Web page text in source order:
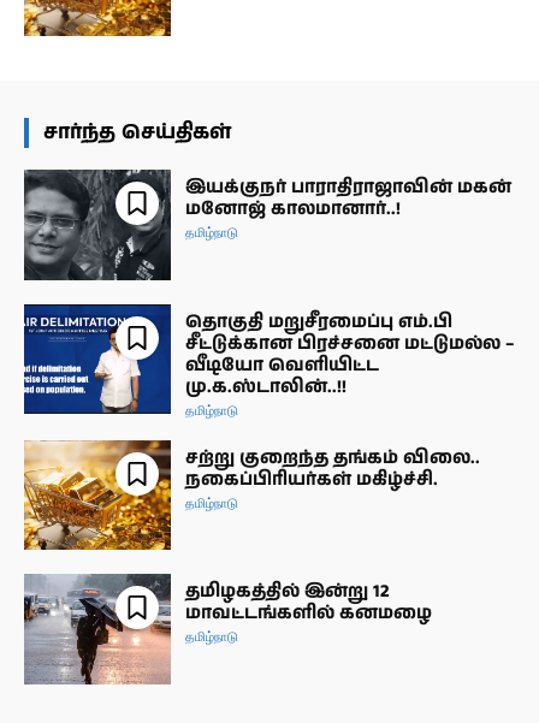
சார்ந்த செய்திகள்
இயக்குநர் பாராதிராஜாவின் மகன்
மனோஜ் காலமானார்..!
தமிழ்நாடு
தொகுதி மறுசீரமைப்பு எம்.பி
சீட்டுக்கான பிரச்சனை மட்டுமல்ல –
வீடியோ வெளியிட்ட
மு.க.ஸ்டாலின்..!!
தமிழ்நாடு
சற்று குறைந்த தங்கம் விலை..
நகைப்பிரியர்கள் மகிழ்ச்சி.
தமிழ்நாடு
தமிழகத்தில் இன்று 12
மாவட்டங்களில் கனமழை
தமிழ்நாடு